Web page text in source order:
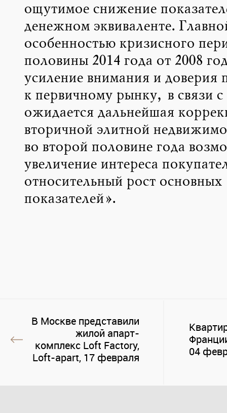
ощутимое снижение
денежном эквиваленте.
особенностью кризисного
половины 2014 года от 2008
усиление внимания и доверия
к первичному рынку, в связи
ожидается дальнейшая
вторичной элитной
во второй половине года
увеличение интереса
относительный рост основных
показателей».
В Москве представили
жилой апарт-
комплекс Loft Factory,
Loft-apart, 17 февраля
04